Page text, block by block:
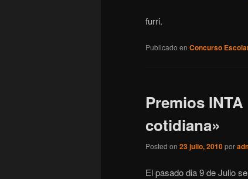
furri.
Publicado en Concurso
Premios
cotidiana»
Posted on 23 julio, 2010por
El pasado dia 9 de Julio